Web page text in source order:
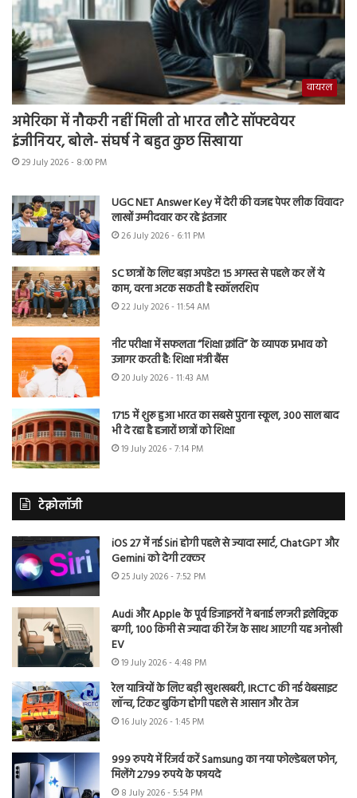
वायरल
अमेरिका में नौकरी नहीं मिली तो भारत लौटे सॉफ्टवेयर
इंजीनियर, बोले- संघर्ष ने बहुत कुछ सिखाया
29 July 2026 - 8:00 PM
UGC NET Answer Key में देरी की वजह पेपर लीक विवाद?
लाखों उम्मीदवार कर रहे इंतजार
26 July 2026 - 6:11 PM
SC छात्रों के लिए बड़ा अपडेट! 15 अगस्त से पहले कर लें ये
काम, वरना अटक सकती है स्कॉलरशिप
22 July 2026 - 11:54 AM
नीट परीक्षा में सफलता “शिक्षा क्रांति” के व्यापक प्रभाव को
उजागर करती है: शिक्षा मंत्री बैंस
20 July 2026 - 11:43 AM
1715 में शुरू हुआ भारत का सबसे पुराना स्कूल, 300 साल बाद
भी दे रहा है हजारों छात्रों को शिक्षा
19 July 2026 - 7:14 PM
टेक्नोलॉजी
iOS 27 में नई Siri होगी पहले से ज्यादा स्मार्ट, ChatGPT और
Gemini को देगी टक्कर
25 July 2026 - 7:52 PM
Audi और Apple के पूर्व डिजाइनरों ने बनाई लग्जरी इलेक्ट्रिक
बग्गी, 100 किमी से ज्यादा की रेंज के साथ आएगी यह अनोखी
EV
19 July 2026 - 4:48 PM
रेल यात्रियों के लिए बड़ी खुशखबरी, IRCTC की नई वेबसाइट
लॉन्च, टिकट बुकिंग होगी पहले से आसान और तेज
16 July 2026 - 1:45 PM
999 रुपये में रिजर्व करें Samsung का नया फोल्डेबल फोन,
मिलेंगे 2799 रुपये के फायदे
8 July 2026 - 5:54 PM